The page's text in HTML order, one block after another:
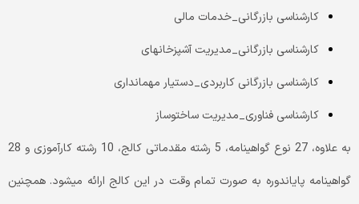
کارشناسی بازرگانی_خدمات مالی
کارشناسی بازرگانی_مدیریت آشپزخانه­ای
کارشناسی بازرگانی کاربردی_دستیار مهمان­داری
کارشناسی فناوری_مدیریت ساخت­وساز
به علاوه، 27 نوع گواهینامه، 5 رشته مقدماتی کالج، 10 رشته کارآموزی و 28
گواهینامه پایان­دوره به صورت تمام ­وقت در این کالج ارائه می­شود. همچنین